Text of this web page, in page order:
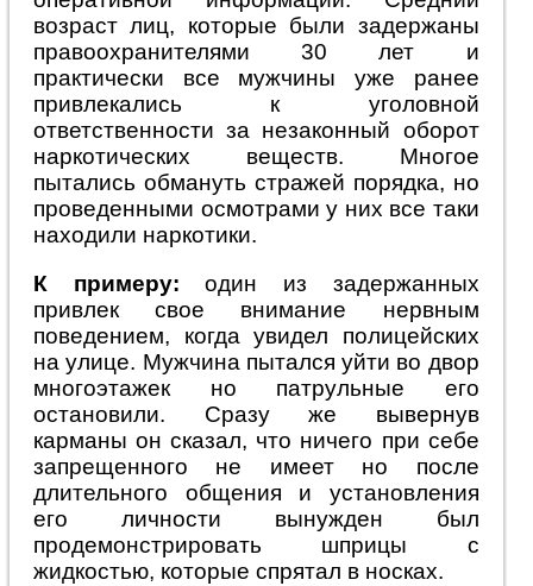
возраст лиц, которые были задержаны
правоохранителями 30 лет и
практически все мужчины уже ранее
привлекались к уголовной
ответственности за незаконный оборот
наркотических веществ. Многое
пытались обмануть стражей порядка, но
проведенными осмотрами у них все таки
находили наркотики.
К примеру: один из задержанных
привлек свое внимание нервным
поведением, когда увидел полицейских
на улице. Мужчина пытался уйти во двор
многоэтажек но патрульные его
остановили. Сразу же вывернув
карманы он сказал, что ничего при себе
запрещенного не имеет но после
длительного общения и установления
его личности вынужден был
продемонстрировать шприцы с
жидкостью, которые спрятал в носках.